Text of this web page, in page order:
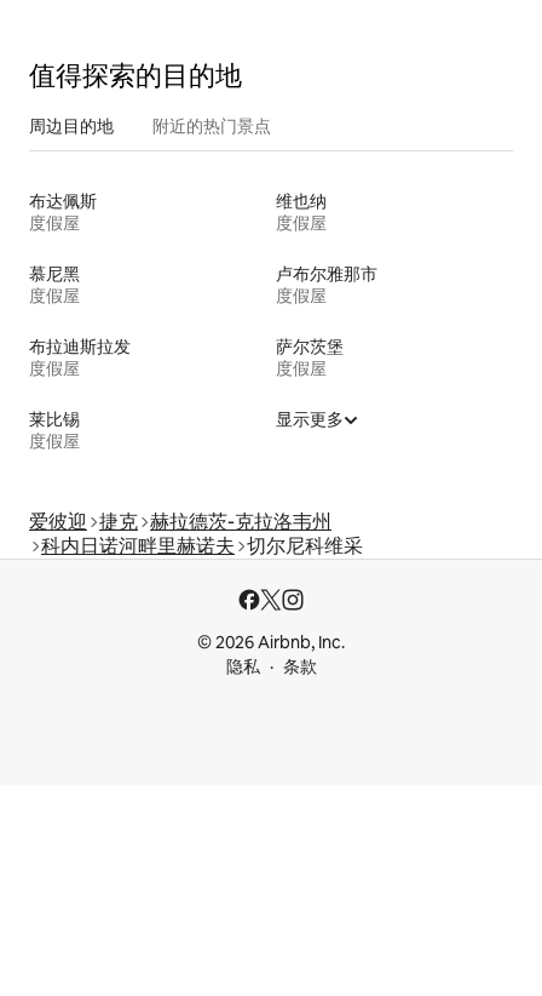
值得探索的目的地
周边目的地 附近的热门景点
布达佩斯
度假屋
维也纳
度假屋
慕尼黑
度假屋
卢布尔雅那市
度假屋
布拉迪斯拉发
度假屋
萨尔茨堡
度假屋
莱比锡
度假屋
显示更多
爱彼迎 捷克 赫拉德茨-克拉洛韦州
科内日诺河畔里赫诺夫 切尔尼科维采
© 2026 Airbnb, Inc.
隐私
条款